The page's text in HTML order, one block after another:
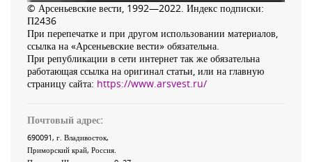
© Арсеньевские вести, 1992—2022. Индекс подписки:
П2436
При перепечатке и при другом использовании материалов,
ссылка на «Арсеньевские вести» обязательна.
При републикации в сети интернет так же обязательна
работающая ссылка на оригинал статьи, или на главную
страницу сайта: https://www.arsvest.ru/
Почтовый адрес:
690091, г. Владивосток,
Приморский край, Россия